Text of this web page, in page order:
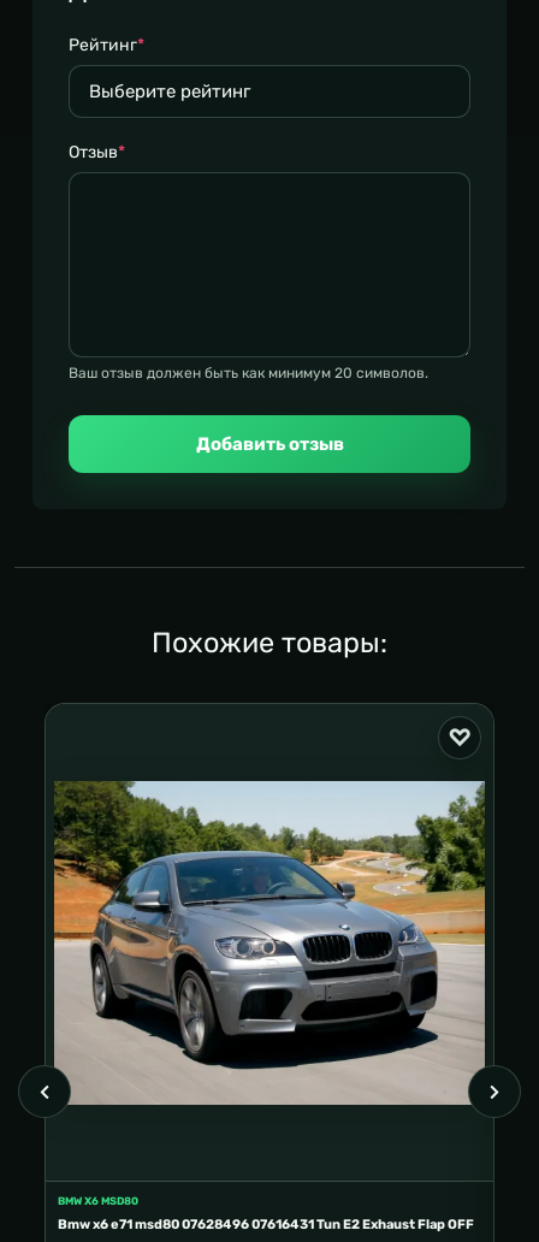
Рейтинг*
Отзыв*
Ваш отзыв должен быть как минимум 20 символов.
Добавить отзыв
Похожие товары:
BMW X6 MSD80
Bmw x6 e71 msd80 07628496 07616431 Tun E2 Exhaust Flap OFF